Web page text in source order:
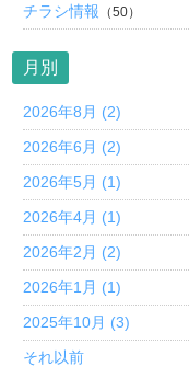
チラシ情報 （50）
月別
2026年8月 (2)
2026年6月 (2)
2026年5月 (1)
2026年4月 (1)
2026年2月 (2)
2026年1月 (1)
2025年10月 (3)
それ以前